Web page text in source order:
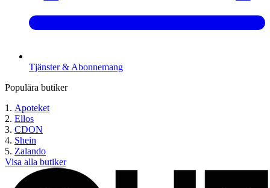
Tjänster & Abonnemang
Populära butiker
Apoteket
Ellos
CDON
Shein
Zalando
Visa alla butiker